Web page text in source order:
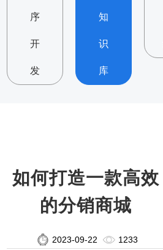
序
开
发
知
识
库
如何打造一款高效
的分销商城
2023-09-22 1233